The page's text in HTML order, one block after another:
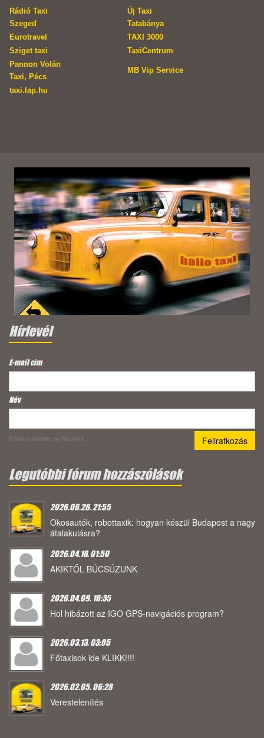
Rádió Taxi
Szeged
Új Taxi
Tatabánya
Eurotravel
TAXI 3000
Sziget taxi
TaxiCentrum
Pannon Volán
Taxi, Pécs
MB Vip Service
taxi.lap.hu
Hírlevél
E-mail cím*
Név
Email marketing by NeoSoft
Legutóbbi fórum hozzászólások
2026.06.26. 21:55
Okosautók, robottaxik: hogyan készül Budapest a nagy
átalakulásra?
2026.04.18. 01:50
AKIKTŐL BÚCSÚZUNK
2026.04.09. 16:35
Hol hibázott az IGO GPS-navigációs program?
2026.03.13. 03:05
Főtaxisok ide KLIKK!!!!
2026.02.05. 06:28
Verestelenítés